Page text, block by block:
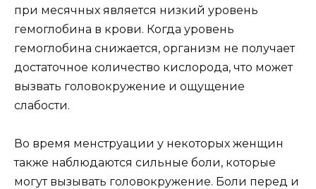
при месячных является низкий уровень
гемоглобина в крови. Когда уровень
гемоглобина снижается, организм не получает
достаточное количество кислорода, что может
вызвать головокружение и ощущение
слабости.
Во время менструации у некоторых женщин
также наблюдаются сильные боли, которые
могут вызывать головокружение. Боли перед и